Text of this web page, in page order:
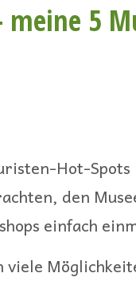
5
Hot-
den
einfach
viele